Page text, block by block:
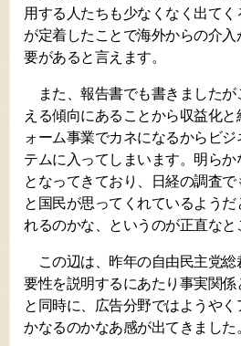
用する人たちも少なくなく出て
が定着したことで海外からの介
要があると言えます。
また、報告書でも書きましたが
える傾向にあることから収益化
ォーム事業でカネになるからビ
テムに入ってしまいます。明ら
となってきており、日経の調査
と国民が思ってくれているよう
れるのかな、というのが正直なと
この辺は、昨年の自由民主党総
要性を説明するにあたり事実関
と同時に、広告分野ではようや
かなるのかなあ感が出てきました